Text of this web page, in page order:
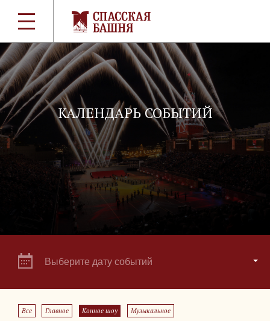
КАЛЕНДАРЬ СОБЫТИЙ
Выберите дату событий
Все Главное Конное шоу Музыкальное